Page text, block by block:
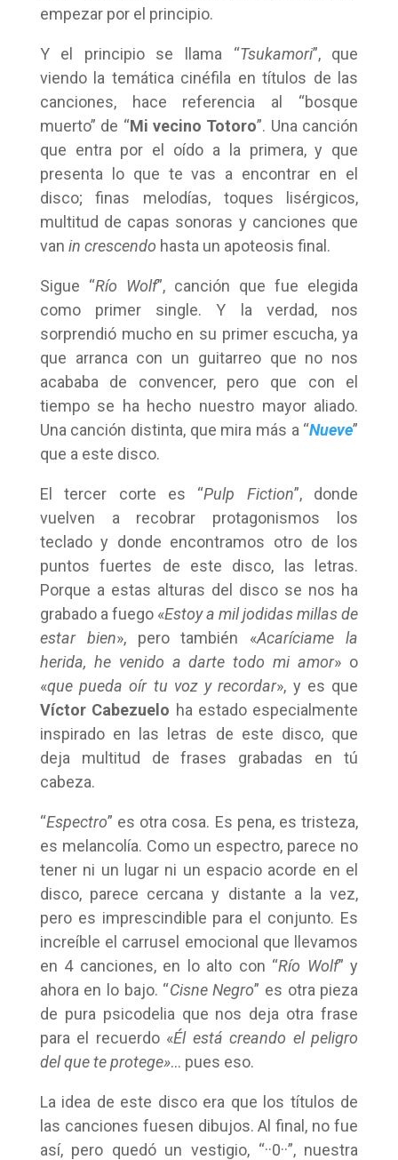
empezar por el principio.
Y el principio se llama “Tsukamori”, que
viendo la temática cinéfila en títulos de las
canciones, hace referencia al “bosque
muerto” de “Mi vecino Totoro”. Una canción
que entra por el oído a la primera, y que
presenta lo que te vas a encontrar en el
disco; finas melodías, toques lisérgicos,
multitud de capas sonoras y canciones que
van in crescendo hasta un apoteosis final.
Sigue “Río Wolf”, canción que fue elegida
como primer single. Y la verdad, nos
sorprendió mucho en su primer escucha, ya
que arranca con un guitarreo que no nos
acababa de convencer, pero que con el
tiempo se ha hecho nuestro mayor aliado.
Una canción distinta, que mira más a “Nueve”
que a este disco.
El tercer corte es “Pulp Fiction”, donde
vuelven a recobrar protagonismos los
teclado y donde encontramos otro de los
puntos fuertes de este disco, las letras.
Porque a estas alturas del disco se nos ha
grabado a fuego «Estoy a mil jodidas millas de
estar bien», pero también «Acaríciame la
herida, he venido a darte todo mi amor» o
«que pueda oír tu voz y recordar», y es que
Víctor Cabezuelo ha estado especialmente
inspirado en las letras de este disco, que
deja multitud de frases grabadas en tú
cabeza.
“Espectro” es otra cosa. Es pena, es tristeza,
es melancolía. Como un espectro, parece no
tener ni un lugar ni un espacio acorde en el
disco, parece cercana y distante a la vez,
pero es imprescindible para el conjunto. Es
increíble el carrusel emocional que llevamos
en 4 canciones, en lo alto con “Río Wolf” y
ahora en lo bajo. “Cisne Negro” es otra pieza
de pura psicodelia que nos deja otra frase
para el recuerdo «Él está creando el peligro
del que te protege»… pues eso.
La idea de este disco era que los títulos de
las canciones fuesen dibujos. Al final, no fue
así, pero quedó un vestigio, “··0··”, nuestra